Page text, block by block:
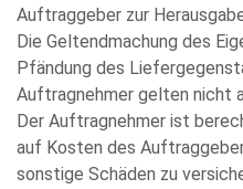
Auftraggeber zur
Die Geltendmachung des
Pfändung des
Auftragnehmer gelten nicht
Der Auftragnehmer ist
auf Kosten des
sonstige Schäden zu